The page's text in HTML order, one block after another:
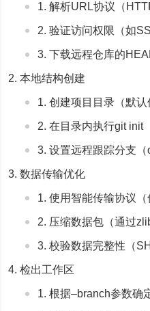
解析URL协议（
验证访问权限（如
下载远程仓库的
本地结构创建
创建项目目录（默认
在目录内执行git init
设置远程跟踪分支（
数据传输优化
使用智能传输协议（
压缩数据包（通过
校验数据完整性（
检出工作区
根据–branch参数确